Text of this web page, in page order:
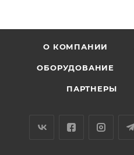
О КОМПАНИИ
ОБОРУДОВАНИЕ
ПАРТНЕРЫ